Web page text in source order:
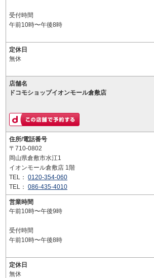
受付時間
午前10時〜午後8時
定休日
無休
店舗名
ドコモショップイオンモール倉敷店
住所/電話番号
〒710-0802
岡山県倉敷市水江1
イオンモール倉敷店 1階
TEL： 0120-354-060
TEL： 086-435-4010
営業時間
午前10時〜午後9時
受付時間
午前10時〜午後8時
定休日
無休